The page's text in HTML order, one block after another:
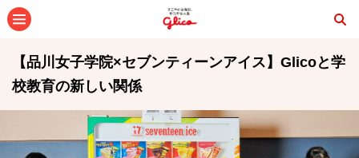
【品川女子学院×セブンティーンアイス】Glicoと学
校教育の新しい関係